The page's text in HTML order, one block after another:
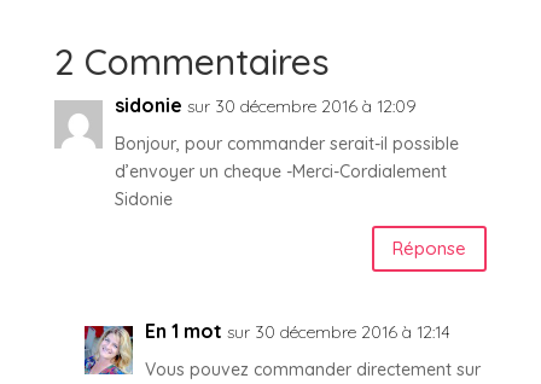
2 Commentaires
sidonie sur 30 décembre 2016 à 12:09
Bonjour, pour commander serait-il possible
d’envoyer un cheque -Merci-Cordialement
Sidonie
Réponse
En 1 mot sur 30 décembre 2016 à 12:14
Vous pouvez commander directement sur